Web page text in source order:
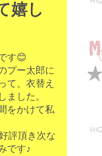
嬉し
す😊
プー太郎に
て、衣替え
ました。
をかけて私
評頂き次な
です♪